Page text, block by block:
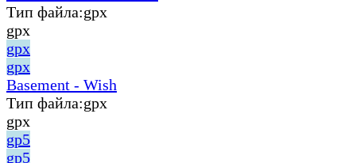
Тип файла:gpx
gpx
gpx
gpx
Basement - Wish
Тип файла:gpx
gpx
gp5
gp5